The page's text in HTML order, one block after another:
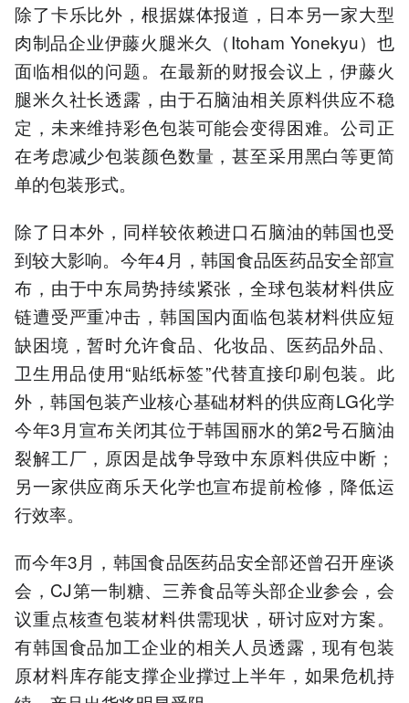
除了卡乐比外，根据媒体报道，日本另一家大型
肉制品企业伊藤火腿米久（Itoham Yonekyu）也
面临相似的问题。在最新的财报会议上，伊藤火
腿米久社长透露，由于石脑油相关原料供应不稳
定，未来维持彩色包装可能会变得困难。公司正
在考虑减少包装颜色数量，甚至采用黑白等更简
单的包装形式。
除了日本外，同样较依赖进口石脑油的韩国也受
到较大影响。今年4月，韩国食品医药品安全部宣
布，由于中东局势持续紧张，全球包装材料供应
链遭受严重冲击，韩国国内面临包装材料供应短
缺困境，暂时允许食品、化妆品、医药品外品、
卫生用品使用“贴纸标签”代替直接印刷包装。此
外，韩国包装产业核心基础材料的供应商LG化学
今年3月宣布关闭其位于韩国丽水的第2号石脑油
裂解工厂，原因是战争导致中东原料供应中断；
另一家供应商乐天化学也宣布提前检修，降低运
行效率。
而今年3月，韩国食品医药品安全部还曾召开座谈
会，CJ第一制糖、三养食品等头部企业参会，会
议重点核查包装材料供需现状，研讨应对方案。
有韩国食品加工企业的相关人员透露，现有包装
原材料库存能支撑企业撑过上半年，如果危机持